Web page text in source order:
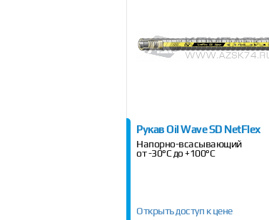
Рукав Oil Wave SD NetFlex
Напорно-всасывающий
от -30°C до +100°C
Открыть доступ к цене